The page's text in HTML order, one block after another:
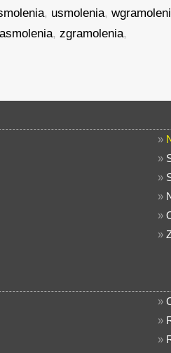
, usmolenia,
,zgramolenia,
»
»
»
»
»
»
»
»
»